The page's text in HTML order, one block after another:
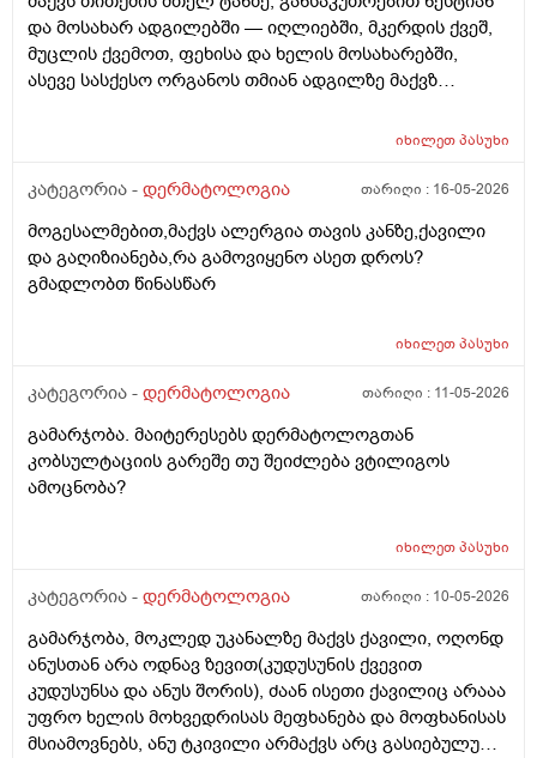
და მოსახარ ადგილებში — იღლიებში, მკერდის ქვეშ,
მუცლის ქვემოთ, ფეხისა და ხელის მოსახარებში,
ასევე სასქესო ორგანოს თმიან ადგილზე მაქვზ
გაღიზიანება თავზე და ყურებში. ქავილი ზოგჯერ
მაინტერესებს, რისი ბრალი შეიძლება იყოს და რას
მაინც ბრუნდება დროდადრო
იხილეთპასუხი
კატეგორია - დერმატოლოგია თარიღი : 16-05-2026
მოგესალმებით,მაქვს ალერგია თავის კანზე,ქავილი
და გაღიზიანება,რა გამოვიყენო ასეთ დროს?
გმადლობთ წინასწარ
იხილეთპასუხი
კატეგორია - დერმატოლოგია თარიღი : 11-05-2026
გამარჯობა. მაიტერესებს დერმატოლოგთან
კობსულტაციის გარეშე თუ შეიძლება ვტილიგოს
ამოცნობა?
იხილეთპასუხი
კატეგორია - დერმატოლოგია თარიღი : 10-05-2026
გამარჯობა, მოკლედ უკანალზე მაქვს ქავილი, ოღონდ
ანუსთან არა ოდნავ ზევით(კუდუსუნის ქვევით
კუდუსუნსა და ანუს შორის), ძაან ისეთი ქავილიც არააა
უფრო ხელის მოხვედრისას მეფხანება და მოფხანისას
მსიამოვნებს, ანუ ტკივილი არმაქვს არც გასიებულუ